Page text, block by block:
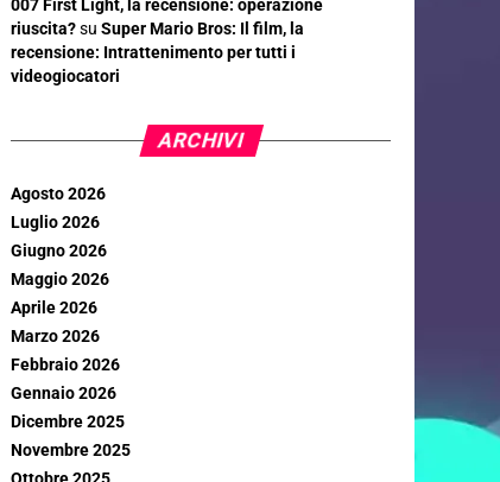
007 First Light, la recensione: operazione
riuscita?su Super Mario Bros: Il film, la
recensione: Intrattenimento per tutti i
videogiocatori
ARCHIVI
Agosto 2026
Luglio 2026
Giugno 2026
Maggio 2026
Aprile 2026
Marzo 2026
Febbraio 2026
Gennaio 2026
Dicembre 2025
Novembre 2025